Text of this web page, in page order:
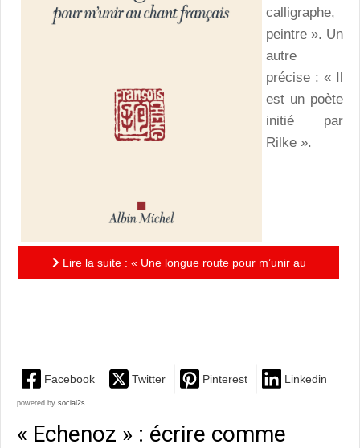
calligraphe,
peintre ». Un
autre
précise : « Il
est un poète
initié par
Rilke ».
Lire la suite : « Une longue route pour m’unir au
Facebook Twitter Pinterest Linkedin
powered by social2s
« Echenoz » : écrire comme